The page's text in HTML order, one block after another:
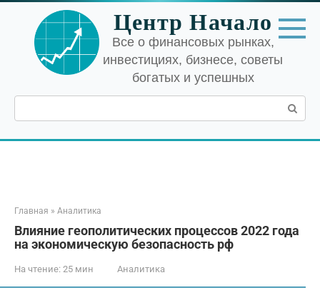
Перейти
контенту
Центр Начало
Все о финансовых рынках,
инвестициях, бизнесе, советы
богатых и успешных
Поиск:
Главная » Аналитика
Влияние геополитических процессов 2022 года
на экономическую безопасность рф
На чтение: 25 мин Аналитика